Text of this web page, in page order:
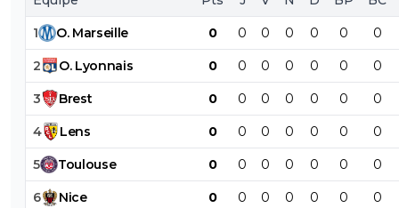
1 O. Marseille 0 0 0 0 0 0 0
2 O. Lyonnais 0 0 0 0 0 0 0
3 Brest 0 0 0 0 0 0 0
4 Lens 0 0 0 0 0 0 0
5 Toulouse 0 0 0 0 0 0 0
6 Nice 0 0 0 0 0 0 0